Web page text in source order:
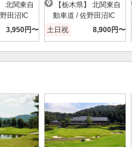
田沼IC
3,950円〜
動車道 / 佐野田沼IC
土日祝
8,900円〜